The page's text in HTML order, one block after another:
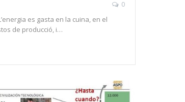
0
es gasta en la cuina, en el
de producció, i…